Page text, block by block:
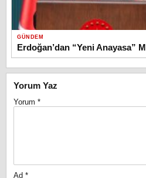
GÜNDEM
Erdoğan’dan “Yeni Anayasa”
Yorum Yaz
Yorum *
Ad *